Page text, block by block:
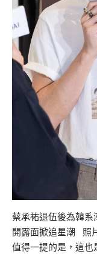
蔡承祐退伍後為韓系
開露面掀追星潮 照
值得一提的是，這